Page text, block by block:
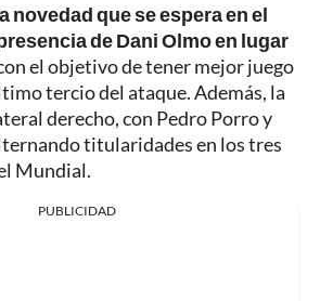
novedad que se espera en el
de Dani Olmo en lugar
el objetivo de tener mejor juego
tercio del ataque. Además, la
derecho, con Pedro Porro y
titularidades en los tres
Mundial.
PUBLICIDAD